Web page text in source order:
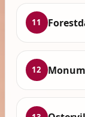
11
12